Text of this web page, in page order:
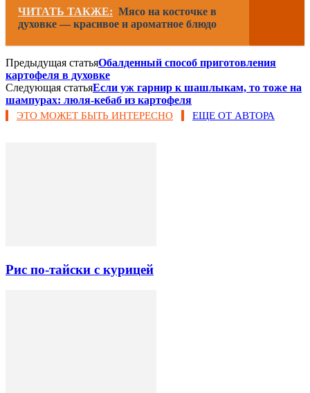
ЧИТАТЬ ТАКЖЕ: Мясо на косточке в
духовке — красивое и ароматное блюдо
Предыдущая статьяОбалденный способ приготовления
картофеля в духовке
Следующая статьяЕсли уж гарнир к шашлыкам, то тоже на
шампурах: люля-кебаб из картофеля
ЭТО МОЖЕТ БЫТЬ ИНТЕРЕСНО ЕЩЕ ОТ АВТОРА
Рис по-тайски с курицей